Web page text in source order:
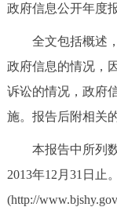
政务服务
便民服务
中介服务
政府信息公开年度
全文包括概述，
政府信息的情况，
诉讼的情况，政府
施。报告后附相关
本报告中所列数
2013年12月31日止
(http://